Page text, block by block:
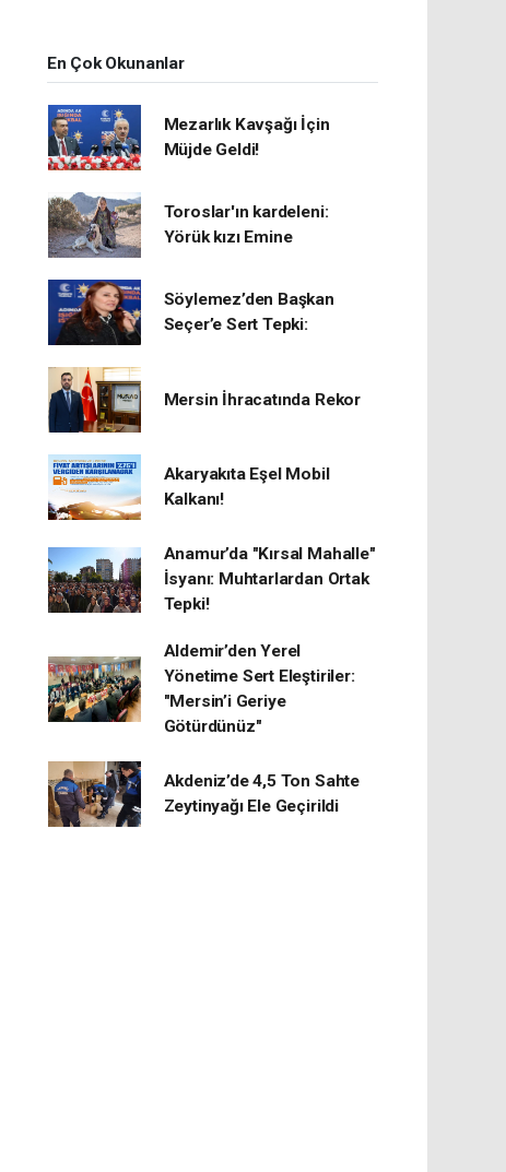
En Çok Okunanlar
Mezarlık Kavşağı İçin
Müjde Geldi!
Toroslar'ın kardeleni:
Yörük kızı Emine
Söylemez’den Başkan
Seçer’e Sert Tepki:
Mersin İhracatında Rekor
​Akaryakıta Eşel Mobil
Kalkanı!
Anamur’da "Kırsal Mahalle"
İsyanı: Muhtarlardan Ortak
Tepki!
Aldemir’den Yerel
Yönetime Sert Eleştiriler:
"Mersin’i Geriye
Götürdünüz"
Akdeniz’de 4,5 Ton Sahte
Zeytinyağı Ele Geçirildi